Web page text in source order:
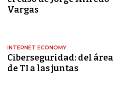
Vargas
INTERNET ECONOMY
Ciberseguridad: del área
de TI a las juntas